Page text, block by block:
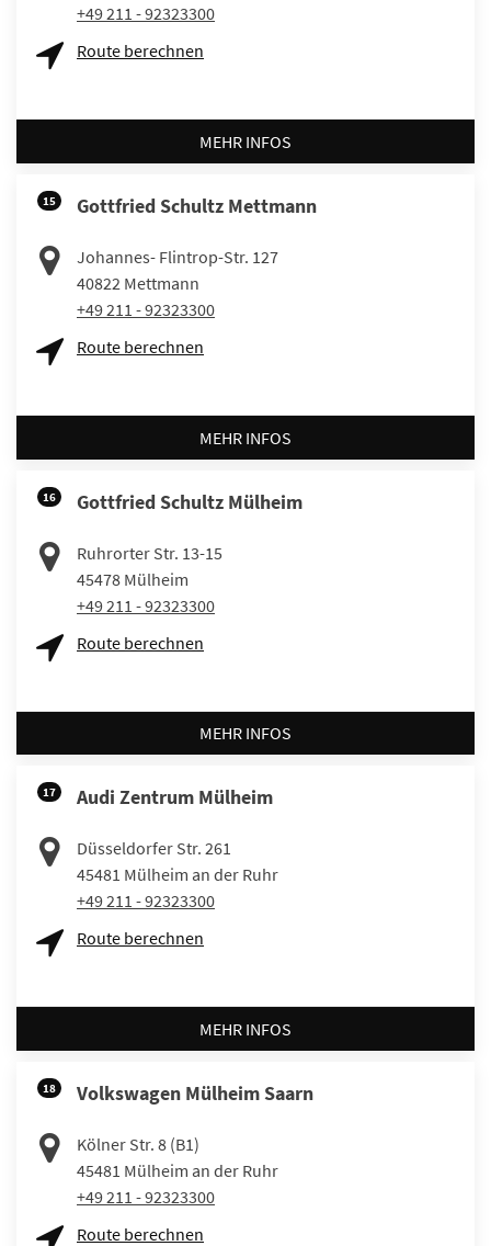
+49 211 - 92323300
Route berechnen
MEHR INFOS
15 Gottfried Schultz Mettmann
Johannes- Flintrop-Str. 127
40822 Mettmann
+49 211 - 92323300
Route berechnen
MEHR INFOS
16 Gottfried Schultz Mülheim
Ruhrorter Str. 13-15
45478 Mülheim
+49 211 - 92323300
Route berechnen
MEHR INFOS
17 Audi Zentrum Mülheim
Düsseldorfer Str. 261
45481 Mülheim an der Ruhr
+49 211 - 92323300
Route berechnen
MEHR INFOS
18 Volkswagen Mülheim Saarn
Kölner Str. 8 (B1)
45481 Mülheim an der Ruhr
+49 211 - 92323300
Route berechnen